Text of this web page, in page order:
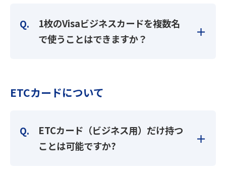
1枚のVisaビジネスカードを複数名
で使うことはできますか？
ETCカードについて
ETCカード（ビジネス用）だけ持つ
ことは可能ですか?